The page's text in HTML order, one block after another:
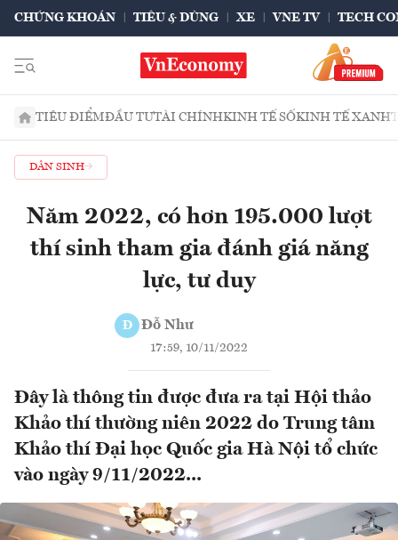
CHỨNG KHOÁN TIÊU & DÙNG XE VNE TV TECH
TIÊU ĐIỂMĐẦU TƯTÀI CHÍNHKINH TẾ SỐKINH TẾ XANH
DÂN SINH
Năm 2022, có hơn 195.000 lượt
thí sinh tham gia đánh giá năng
lực, tư duy
Đ Đỗ Như
17:59, 10/11/2022
Đây là thông tin được đưa ra tại Hội thảo
Khảo thí thường niên 2022 do Trung tâm
Khảo thí Đại học Quốc gia Hà Nội tổ chức
vào ngày 9/11/2022...